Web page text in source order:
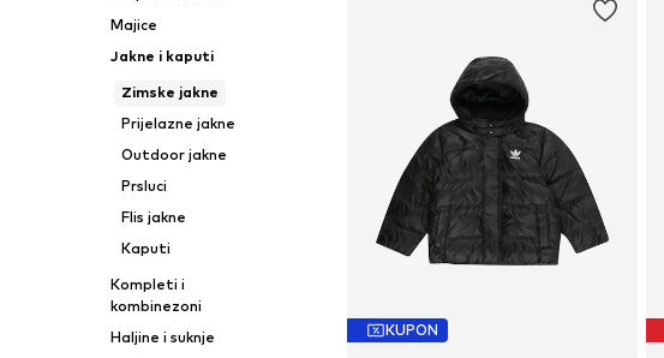
Majice
Jakne i kaputi
Zimske jakne
Prijelazne jakne
Outdoor jakne
Prsluci
Flis jakne
Kaputi
Kompleti i
kombinezoni
Haljine i suknje
KUPON